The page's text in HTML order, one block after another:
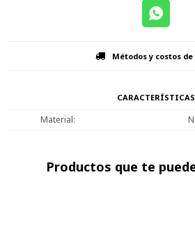
Métodos y costos
CARACTERÍSTICAS
Material
Productos que te